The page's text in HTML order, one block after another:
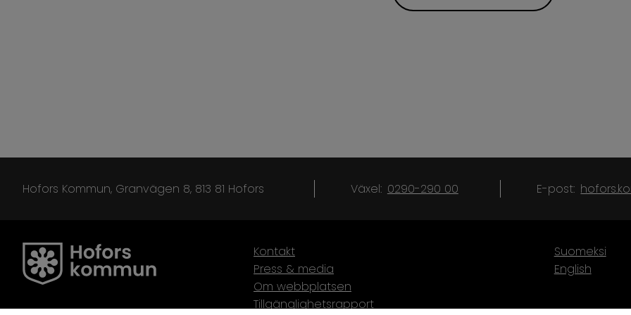
Hofors Kommun, Granvägen 8, 813 81 Hofors Växel: 0290-290 00 E-post:
Kontakt
Press & media
Om webbplatsen
Tillgänglighetsrapport
Suomeksi
English